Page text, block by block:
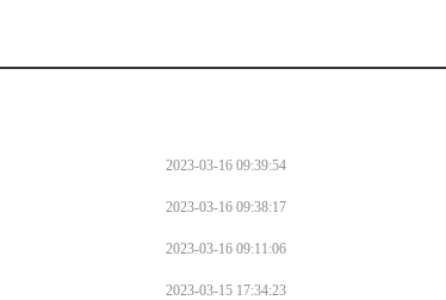
2023-03-16 09:39:54
2023-03-16 09:38:17
2023-03-16 09:11:06
2023-03-15 17:34:23